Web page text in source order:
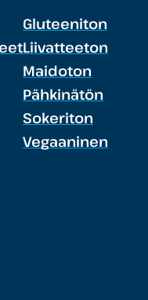
Gluteeniton
Liivatteeton
Maidoton
Pähkinätön
Sokeriton
Vegaaninen